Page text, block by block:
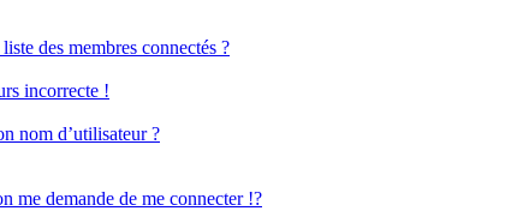
des membres connectés ?
incorrecte !
nom d’utilisateur ?
me demande de me connecter !?